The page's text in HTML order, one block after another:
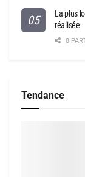
La plus
réalisée
8
Tendance